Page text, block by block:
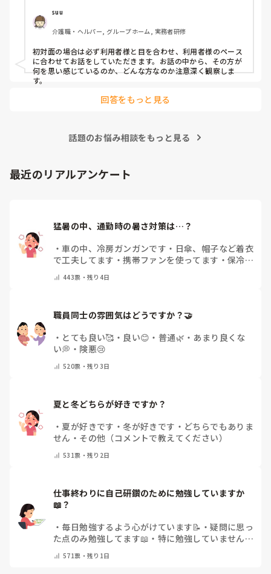
suu
介護職・ヘルパー, グループホーム, 実務者研修
初対面の場合は必ず利用者様と目を合わせ、利用者様のペース
に合わせてお話をしていただきます。お話の中から、その方が
何を思い感じているのか、どんな方なのか注意深く観察しま
す。
回答をもっと見る
話題のお悩み相談をもっと見る
最近のリアルアンケート
猛暑の中、通勤時の暑さ対策は…？
・車の中、冷房ガンガンです ・ 日傘、帽子など着衣
で工夫してます ・携帯ファンを使ってます ・ 保冷剤
ん ・その他（コメントで教えて下さい）
443票・残り4日
職員同士の雰囲気はどうですか？🤝
・ とても良い🥰 ・ 良い😊 ・ 普通🌿 ・ あまり良くな
い💭 ・ 険悪😢
520票・残り3日
夏と冬どちらが好きですか？
・ 夏が好きです ・冬が好きです ・ どちらでもありま
せん ・ その他（コメントで教えてください）
531票・残り2日
仕事終わりに自己研鑽のために勉強していますか
📖？
・ 毎日勉強するよう心がけています📝 ・疑問に思っ
た点のみ勉強してます📖 ・ 特に勉強していません・
571票・残り1日